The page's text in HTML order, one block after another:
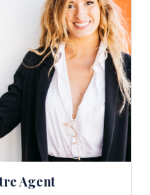
Agent